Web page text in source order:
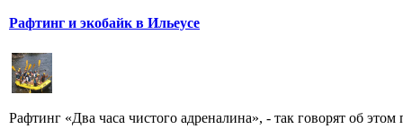
Рафтинг и экобайк в Ильеусе
Рафтинг «Два часа чистого адреналина», - так говорят об